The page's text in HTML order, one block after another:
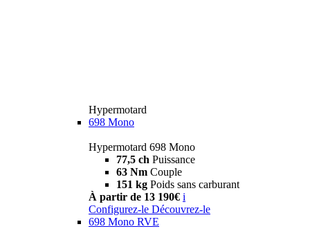
Hypermotard
698 Mono
Hypermotard 698 Mono
77,5 ch Puissance
63 Nm Couple
151 kg Poids sans carburant
À partir de 13 190€ i
Configurez-le Découvrez-le
698 Mono RVE